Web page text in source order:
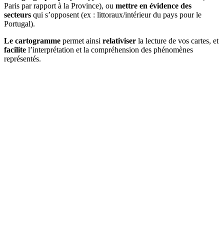
Paris par rapport à la Province), ou mettre en évidence des
secteurs qui s’opposent (ex : littoraux/intérieur du pays pour le
Portugal).
Le cartogramme permet ainsi relativiser la lecture de vos cartes, et
facilite l’interprétation et la compréhension des phénomènes
représentés.